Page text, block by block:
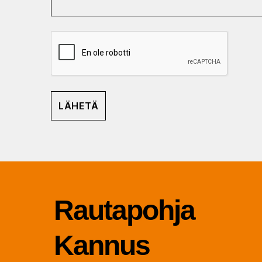
Rau­ta­poh­ja
Kannus